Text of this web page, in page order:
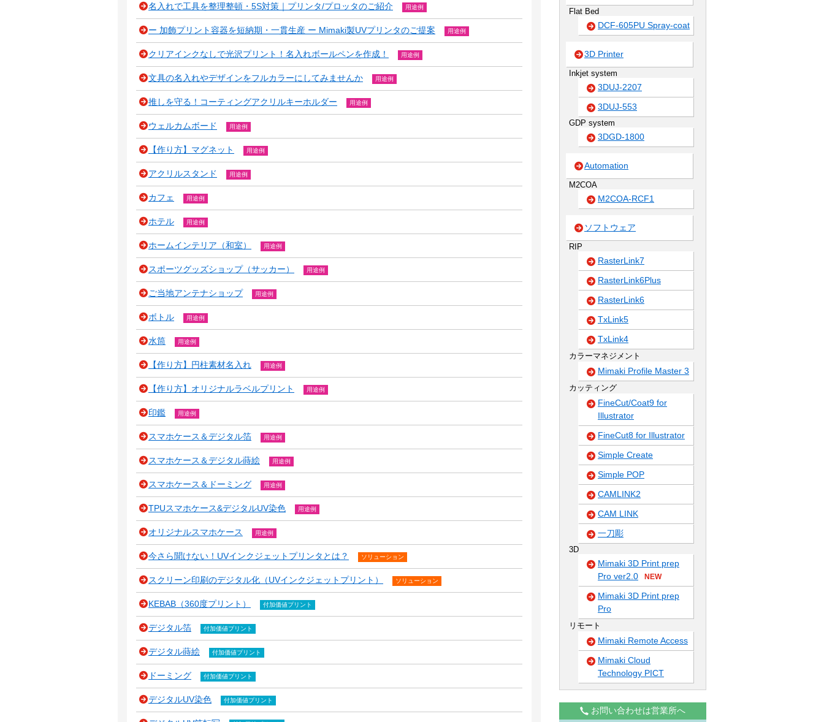
名入れで工具を整理整頓・5S対策｜プリンタ/プロッタのご紹介 用途例
ー 加飾プリント容器を短納期・一貫生産 ー Mimaki製UVプリンタのご提案 用途例
クリアインクなしで光沢プリント！名入れボールペンを作成！ 用途例
文具の名入れやデザインをフルカラーにしてみませんか 用途例
推しを守る！コーティングアクリルキーホルダー 用途例
ウェルカムボード 用途例
【作り方】マグネット 用途例
アクリルスタンド 用途例
カフェ 用途例
ホテル 用途例
ホームインテリア（和室） 用途例
スポーツグッズショップ（サッカー） 用途例
ご当地アンテナショップ 用途例
ボトル 用途例
水筒 用途例
【作り方】円柱素材名入れ 用途例
【作り方】オリジナルラベルプリント 用途例
印鑑 用途例
スマホケース＆デジタル箔 用途例
スマホケース＆デジタル蒔絵 用途例
スマホケース＆ドーミング 用途例
TPUスマホケース&デジタルUV染色 用途例
オリジナルスマホケース 用途例
今さら聞けない！UVインクジェットプリンタとは？ ソリューション
スクリーン印刷のデジタル化（UVインクジェットプリント） ソリューション
KEBAB（360度プリント） 付加価値プリント
デジタル箔 付加価値プリント
デジタル蒔絵 付加価値プリント
ドーミング 付加価値プリント
デジタルUV染色 付加価値プリント
Flat Bed
DCF-605PU Spray-coat
3D Printer
Inkjet system
3DUJ-2207
3DUJ-553
GDP system
3DGD-1800
Automation
M2COA
M2COA-RCF1
ソフトウェア
RIP
RasterLink7
RasterLink6Plus
RasterLink6
TxLink5
TxLink4
カラーマネジメント
Mimaki Profile Master 3
カッティング
FineCut/Coat9 for
Illustrator
FineCut8 for Illustrator
Simple Create
Simple POP
CAMLINK2
CAM LINK
一刀彫
3D
Mimaki 3D Print prep
Pro ver2.0
NEW
Mimaki 3D Print prep
Pro
リモート
Mimaki Remote Access
Mimaki Cloud
Technology PICT
お問い合わせは営業所へ